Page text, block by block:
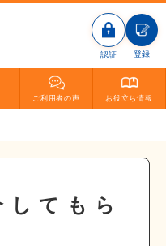
認証 登録
ご利用者の声 お役立ち情報
てもら